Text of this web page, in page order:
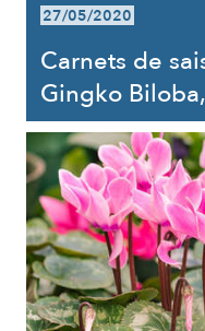
27/05/2020
Carnets de
Gingko